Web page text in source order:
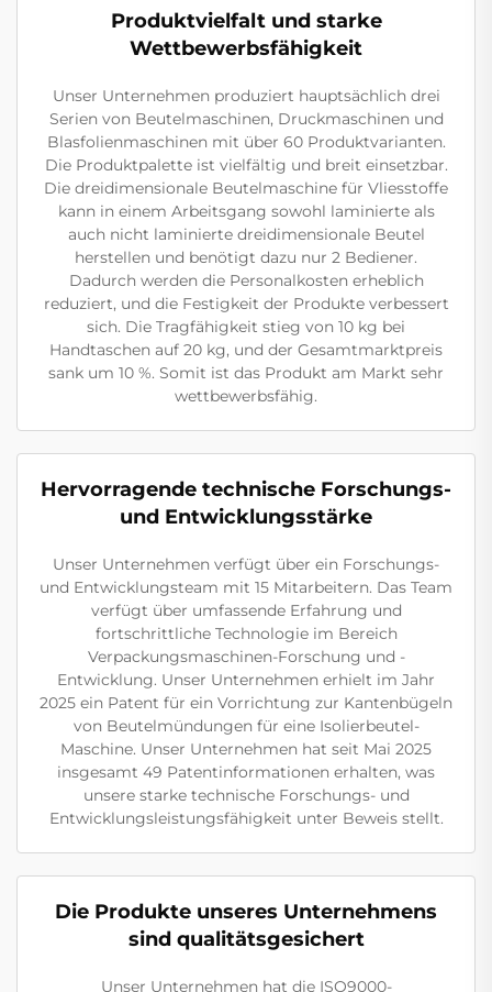
Produktvielfalt und starke
Wettbewerbsfähigkeit
Unser Unternehmen produziert hauptsächlich drei
Serien von Beutelmaschinen, Druckmaschinen und
Blasfolienmaschinen mit über 60 Produktvarianten.
Die Produktpalette ist vielfältig und breit einsetzbar.
Die dreidimensionale Beutelmaschine für Vliesstoffe
kann in einem Arbeitsgang sowohl laminierte als
auch nicht laminierte dreidimensionale Beutel
herstellen und benötigt dazu nur 2 Bediener.
Dadurch werden die Personalkosten erheblich
reduziert, und die Festigkeit der Produkte verbessert
sich. Die Tragfähigkeit stieg von 10 kg bei
Handtaschen auf 20 kg, und der Gesamtmarktpreis
sank um 10 %. Somit ist das Produkt am Markt sehr
wettbewerbsfähig.
Hervorragende technische Forschungs-
und Entwicklungsstärke
Unser Unternehmen verfügt über ein Forschungs-
und Entwicklungsteam mit 15 Mitarbeitern. Das Team
verfügt über umfassende Erfahrung und
fortschrittliche Technologie im Bereich
Verpackungsmaschinen-Forschung und -
Entwicklung. Unser Unternehmen erhielt im Jahr
2025 ein Patent für ein Vorrichtung zur Kantenbügeln
von Beutelmündungen für eine Isolierbeutel-
Maschine. Unser Unternehmen hat seit Mai 2025
insgesamt 49 Patentinformationen erhalten, was
unsere starke technische Forschungs- und
Entwicklungsleistungsfähigkeit unter Beweis stellt.
Die Produkte unseres Unternehmens
sind qualitätsgesichert
Unser Unternehmen hat die ISO9000-